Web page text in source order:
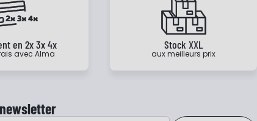
en 2x 3x 4x
avec Alma
Stock XXL
aux meilleurs prix